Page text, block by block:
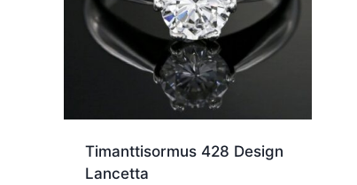
Timanttisormus 428 Design
Lancetta